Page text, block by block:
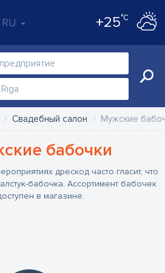
RU +25°C
Свадебный салон Мужские
бабочки
дрескод часто гласит, что
бабочка. Ассортимент бабочек
в магазине.